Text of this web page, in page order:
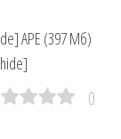
APE (397 Мб)
0